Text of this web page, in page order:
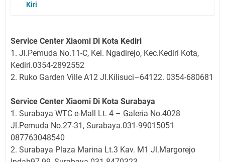
Kiri
Service Center Xiaomi Di Kota Kediri
1. Jl.Pemuda No.11-C, Kel. Ngadirejo, Kec.Kediri Kota,
Kediri.0354-2892552
2. Ruko Garden Ville A12 Jl.Kilisuci–64122. 0354-680681
Service Center Xiaomi Di Kota Surabaya
1. Surabaya WTC e-Mall Lt. 4 – Galeria No.4028
Jl.Pemuda No.27-31, Surabaya.031-99015051
087763048540
2. Surabaya Plaza Marina Lt.3 Kav. M1 Jl.Margorejo